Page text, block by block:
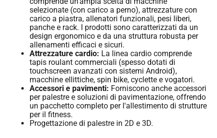
selezionate (con carico a perno), attrezzature con
carico a piastra, allenatori funzionali, pesi liberi,
panche e rack. I prodotti sono caratterizzati da un
design ergonomico e da una struttura robusta per
allenamenti efficaci e sicuri.
Attrezzature cardio: La linea cardio comprende
tapis roulant commerciali (spesso dotati di
touchscreen avanzati con sistemi Android),
macchine ellittiche, spin bike, cyclette e vogatori.
Accessori e pavimenti: Forniscono anche accessori
per palestre e soluzioni di pavimentazione, offrendo
un pacchetto completo per l'allestimento di strutture
per il fitness.
Progettazione di palestre in 2D e 3D.